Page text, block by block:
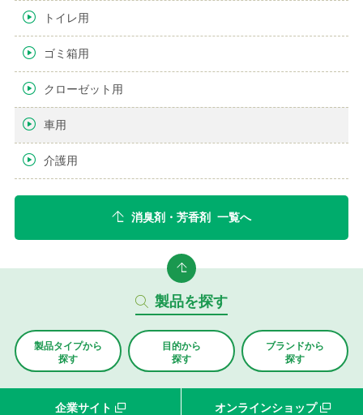
トイレ用
ゴミ箱用
クローゼット用
車用
介護用
消臭剤・芳香剤 一覧へ
製品を探す
製品タイプから
探す
目的から
探す
ブランドから
探す
企業サイト オンラインショップ